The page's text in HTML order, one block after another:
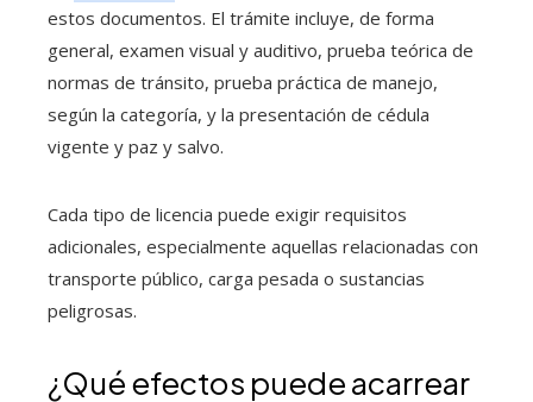
estos documentos. El trámite incluye, de forma
general, examen visual y auditivo, prueba teórica de
normas de tránsito, prueba práctica de manejo,
según la categoría, y la presentación de cédula
vigente y paz y salvo.
Cada tipo de licencia puede exigir requisitos
adicionales, especialmente aquellas relacionadas con
transporte público, carga pesada o sustancias
peligrosas.
¿Qué efectos puede acarrear